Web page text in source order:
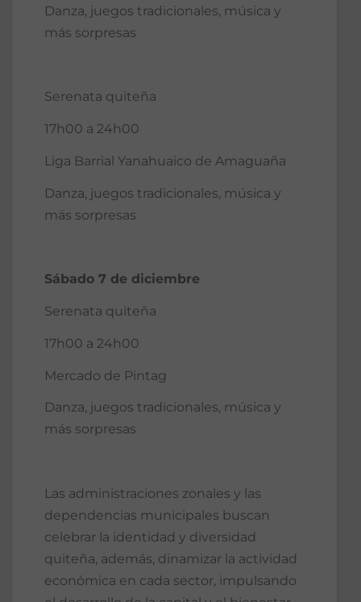
Danza, juegos tradicionales, música y
más sorpresas
Serenata quiteña
17h00 a 24h00
Liga Barrial Yanahuaico de Amaguaña
Danza, juegos tradicionales, música y
más sorpresas
Sábado 7 de diciembre
Serenata quiteña
17h00 a 24h00
Mercado de Pintag
Danza, juegos tradicionales, música y
más sorpresas
Las administraciones zonales y las
dependencias municipales buscan
celebrar la identidad y diversidad
quiteña, además, dinamizar la actividad
económica en cada sector, impulsando